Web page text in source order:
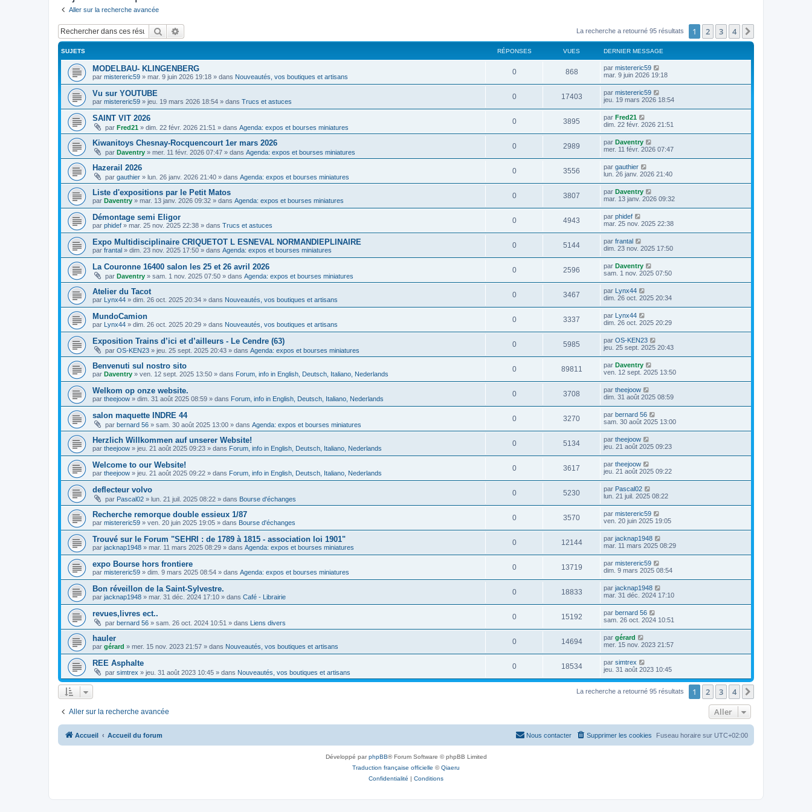
Aller sur la recherche avancée
Rechercher La recherche a retourné 95 résultats 1 2 3 4
SUJETS RÉPONSES VUES DERNIER MESSAGE
MODELBAU- KLINGENBERG
par mistereric59 » mar. 9 juin 2026 19:18 » dans Nouveautés, vos boutiques et artisans
0 868 par mistereric59
mar. 9 juin 2026 19:18
Vu sur YOUTUBE
par mistereric59 » jeu. 19 mars 2026 18:54 » dans Trucs et astuces
0 17403 par mistereric59
jeu. 19 mars 2026 18:54
SAINT VIT 2026
par Fred21 » dim. 22 févr. 2026 21:51 » dans Agenda: expos et bourses miniatures
0 3895 par Fred21
dim. 22 févr. 2026 21:51
Kiwanitoys Chesnay-Rocquencourt 1er mars 2026
par Daventry » mer. 11 févr. 2026 07:47 » dans Agenda: expos et bourses miniatures
0 2989 par Daventry
mer. 11 févr. 2026 07:47
Hazerail 2026
par gauthier » lun. 26 janv. 2026 21:40 » dans Agenda: expos et bourses miniatures
0 3556 par gauthier
lun. 26 janv. 2026 21:40
Liste d'expositions par le Petit Matos
par Daventry » mar. 13 janv. 2026 09:32 » dans Agenda: expos et bourses miniatures
0 3807 par Daventry
mar. 13 janv. 2026 09:32
Démontage semi Eligor
par phidef » mar. 25 nov. 2025 22:38 » dans Trucs et astuces
0 4943 par phidef
mar. 25 nov. 2025 22:38
Expo Multidisciplinaire CRIQUETOT L ESNEVAL NORMANDIEPLINAIRE
par frantal » dim. 23 nov. 2025 17:50 » dans Agenda: expos et bourses miniatures
0 5144 par frantal
dim. 23 nov. 2025 17:50
La Couronne 16400 salon les 25 et 26 avril 2026
par Daventry » sam. 1 nov. 2025 07:50 » dans Agenda: expos et bourses miniatures
0 2596 par Daventry
sam. 1 nov. 2025 07:50
Atelier du Tacot
par Lynx44 » dim. 26 oct. 2025 20:34 » dans Nouveautés, vos boutiques et artisans
0 3467 par Lynx44
dim. 26 oct. 2025 20:34
MundoCamion
par Lynx44 » dim. 26 oct. 2025 20:29 » dans Nouveautés, vos boutiques et artisans
0 3337 par Lynx44
dim. 26 oct. 2025 20:29
Exposition Trains d’ici et d’ailleurs - Le Cendre (63)
par OS-KEN23 » jeu. 25 sept. 2025 20:43 » dans Agenda: expos et bourses miniatures
0 5985 par OS-KEN23
jeu. 25 sept. 2025 20:43
Benvenuti sul nostro sito
par Daventry » ven. 12 sept. 2025 13:50 » dans Forum, info in English, Deutsch, Italiano, Nederlands
0 89811 par Daventry
ven. 12 sept. 2025 13:50
Welkom op onze website.
par theejoow » dim. 31 août 2025 08:59 » dans Forum, info in English, Deutsch, Italiano, Nederlands
0 3708 par theejoow
dim. 31 août 2025 08:59
salon maquette INDRE 44
par bernard 56 » sam. 30 août 2025 13:00 » dans Agenda: expos et bourses miniatures
0 3270 par bernard 56
sam. 30 août 2025 13:00
Herzlich Willkommen auf unserer Website!
par theejoow » jeu. 21 août 2025 09:23 » dans Forum, info in English, Deutsch, Italiano, Nederlands
0 5134 par theejoow
jeu. 21 août 2025 09:23
Welcome to our Website!
par theejoow » jeu. 21 août 2025 09:22 » dans Forum, info in English, Deutsch, Italiano, Nederlands
0 3617 par theejoow
jeu. 21 août 2025 09:22
deflecteur volvo
par Pascal02 » lun. 21 juil. 2025 08:22 » dans Bourse d'échanges
0 5230 par Pascal02
lun. 21 juil. 2025 08:22
Recherche remorque double essieux 1/87
par mistereric59 » ven. 20 juin 2025 19:05 » dans Bourse d'échanges
0 3570 par mistereric59
ven. 20 juin 2025 19:05
Trouvé sur le Forum "SEHRI : de 1789 à 1815 - association loi 1901"
par jacknap1948 » mar. 11 mars 2025 08:29 » dans Agenda: expos et bourses miniatures
0 12144 par jacknap1948
mar. 11 mars 2025 08:29
expo Bourse hors frontiere
par mistereric59 » dim. 9 mars 2025 08:54 » dans Agenda: expos et bourses miniatures
0 13719 par mistereric59
dim. 9 mars 2025 08:54
Bon réveillon de la Saint-Sylvestre.
par jacknap1948 » mar. 31 déc. 2024 17:10 » dans Café - Librairie
0 18833 par jacknap1948
mar. 31 déc. 2024 17:10
revues,livres ect..
par bernard 56 » sam. 26 oct. 2024 10:51 » dans Liens divers
0 15192 par bernard 56
sam. 26 oct. 2024 10:51
hauler
par gérard » mer. 15 nov. 2023 21:57 » dans Nouveautés, vos boutiques et artisans
0 14694 par gérard
mer. 15 nov. 2023 21:57
REE Asphalte
par simtrex » jeu. 31 août 2023 10:45 » dans Nouveautés, vos boutiques et artisans
0 18534 par simtrex
jeu. 31 août 2023 10:45
La recherche a retourné 95 résultats 1 2 3 4
Aller sur la recherche avancée Aller
Accueil Accueil du forum Fuseau horaire sur UTC+02:00
Supprimer les cookies
Nous contacter
Développé parphpBB® Forum Software © phpBB Limited
Traduction française officielle ©Qiaeru
Confidentialité | Conditions